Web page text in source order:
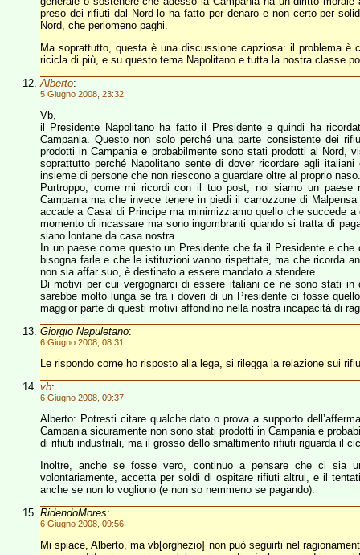
preso dei rifiuti dal Nord lo ha fatto per denaro e non certo per
Nord, che perlomeno paghi.
Ma soprattutto, questa è una discussione capziosa: il problema
ricicla di più, e su questo tema Napolitano e tutta la nostra classe
Alberto:
5 Giugno 2008, 23:32
Vb,
il Presidente Napolitano ha fatto il Presidente e quindi ha
Campania. Questo non solo perché una parte consistente dei
prodotti in Campania e probabilmente sono stati prodotti al
soprattutto perché Napolitano sente di dover ricordare agli
insieme di persone che non riescono a guardare oltre al proprio naso.
Purtroppo, come mi ricordi con il tuo post, noi siamo un
Campania ma che invece tenere in piedi il carrozzone di
accade a Casal di Principe ma minimizziamo quello che succede
momento di incassare ma sono ingombranti quando si tratta di
siano lontane da casa nostra.
In un paese come questo un Presidente che fa il Presidente e
bisogna farle e che le istituzioni vanno rispettate, ma che ricorda
non sia affar suo, è destinato a essere mandato a stendere.
Di motivi per cui vergognarci di essere italiani ce ne sono stati
sarebbe molto lunga se tra i doveri di un Presidente ci fosse
maggior parte di questi motivi affondino nella nostra incapacità di
Giorgio Napuletano:
6 Giugno 2008, 08:31
Le rispondo come ho risposto alla lega, si rilegga la relazione sui
vb:
6 Giugno 2008, 09:37
Alberto: Potresti citare qualche dato o prova a supporto
Campania sicuramente non sono stati prodotti in Campania e
di rifiuti industriali, ma il grosso dello smaltimento rifiuti riguarda il
Inoltre, anche se fosse vero, continuo a pensare che ci sia
volontariamente, accetta per soldi di ospitare rifiuti altrui, e il
anche se non lo vogliono (e non so nemmeno se pagando).
RidendoMores:
6 Giugno 2008, 09:56
Mi spiace, Alberto, ma vb[orghezio] non può seguirti nel